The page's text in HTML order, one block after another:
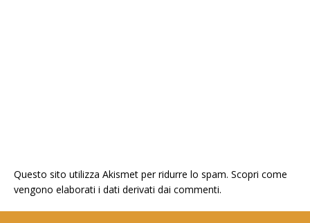
Questo sito utilizza Akismet per ridurre lo spam. Scopri come
vengono elaborati i dati derivati dai commenti.